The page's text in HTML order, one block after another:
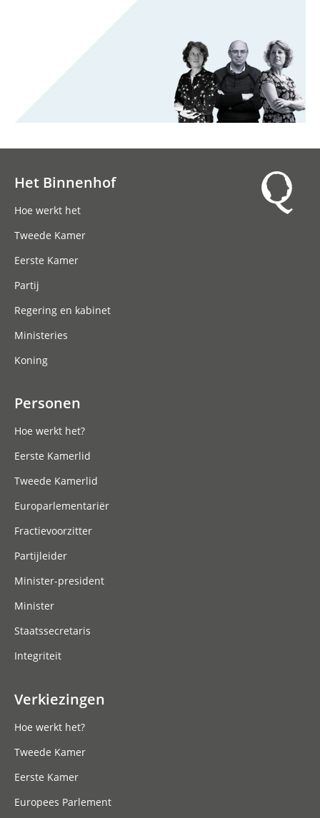
Het Binnenhof
Hoe werkt het
Tweede Kamer
Eerste Kamer
Partij
Regering en kabinet
Ministeries
Koning
Personen
Hoe werkt het?
Eerste Kamerlid
Tweede Kamerlid
Europarlementariër
Fractievoorzitter
Partijleider
Minister-president
Minister
Staatssecretaris
Integriteit
Verkiezingen
Hoe werkt het?
Tweede Kamer
Eerste Kamer
Europees Parlement